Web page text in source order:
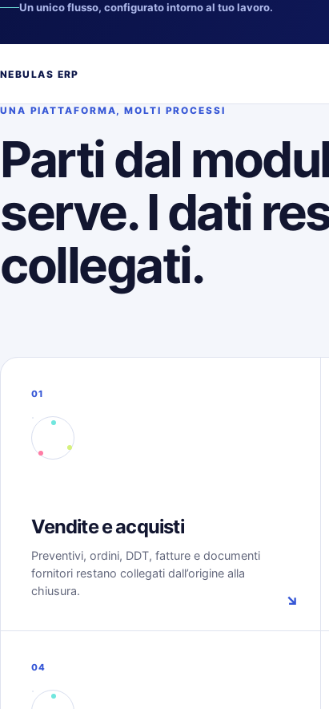
Un unico flusso, configurato intorno al tuo lavoro.
NEBULAS ERP
UNA PIATTAFORMA, MOLTI PROCESSI
Parti dal
serve. I dati
collegati.
01
Vendite e acquisti
Preventivi, ordini, DDT, fatture e documenti
fornitori restano collegati dall’origine alla
chiusura.
↘
04